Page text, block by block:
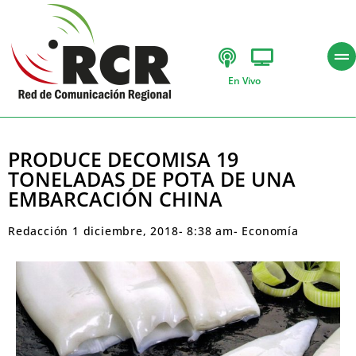
En Vivo
PRODUCE DECOMISA 19
TONELADAS DE POTA DE UNA
EMBARCACIÓN CHINA
Redacción 1 diciembre, 2018- 8:38 am- Economía